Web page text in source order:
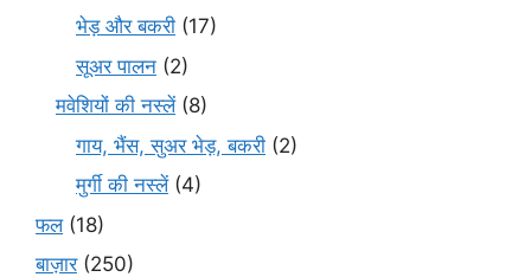
भेड़ और बकरी (17)
सूअर पालन (2)
मवेशियों की नस्लें(8)
गाय, भैंस, सुअर भेड़, बकरी (2)
मुर्गी की नस्लें(4)
फल(18)
बाज़ार(250)